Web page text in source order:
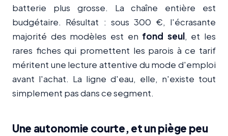
batterie plus grosse. La chaîne entière est
budgétaire. Résultat : sous 300 €, l'écrasante
majorité des modèles est en fond seul, et les
rares fiches qui promettent les parois à ce tarif
méritent une lecture attentive du mode d'emploi
avant l'achat. La ligne d'eau, elle, n'existe tout
simplement pas dans ce segment.
Une autonomie courte, et un piège peu